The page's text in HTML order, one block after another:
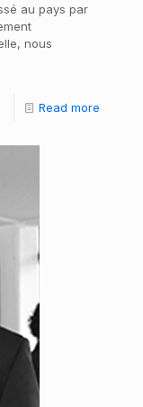
au pays par
nous
Read more